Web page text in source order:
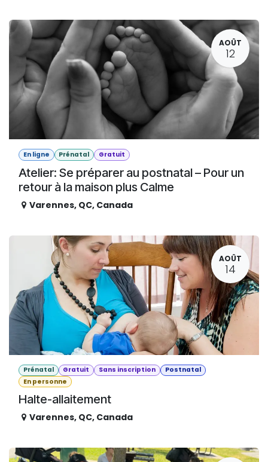
AOÛT
12
En ligne Prénatal Gratuit
Atelier: Se préparer au postnatal – Pour un
retour à la maison plus Calme
Varennes, QC, Canada
AOÛT
14
Prénatal Gratuit Sans inscription
Postnatal
En personne
Halte-allaitement
Varennes, QC, Canada